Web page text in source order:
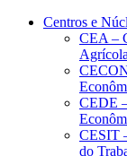
Conteúdo principal
Centros e
CEA –
CEDE
CESIT
do